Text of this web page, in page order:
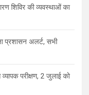
शिविर की व्यवस्थाओं का
प्रशासन अलर्ट, सभी
परीक्षण, 2 जुलाई को